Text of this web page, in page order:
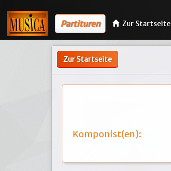
Partituren Zur Startseite
Zur Startseite
Komponist(en):